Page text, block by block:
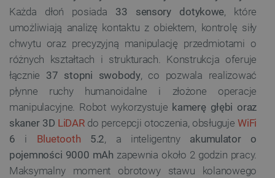
Każda dłoń posiada 33 sensory dotykowe, które
umożliwiają analizę kontaktu z obiektem, kontrolę siły
chwytu oraz precyzyjną manipulację przedmiotami o
różnych kształtach i strukturach. Konstrukcja oferuje
łącznie 37 stopni swobody, co pozwala realizować
płynne ruchy humanoidalne i złożone operacje
manipulacyjne. Robot wykorzystuje kamerę głębi oraz
skaner 3D LiDARdo percepcji otoczenia, obsługujeWiFi
6 i Bluetooth 5.2, a inteligentny akumulator o
pojemności 9000 mAh zapewnia około 2 godzin pracy.
Maksymalny moment obrotowy stawu kolanowego